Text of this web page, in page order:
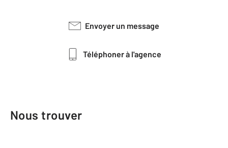
Envoyer un message
Téléphoner à l'agence
Nous trouver